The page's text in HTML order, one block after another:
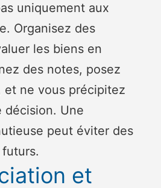
uniquement aux
Organisez des
les biens en
des notes, posez
et ne vous précipitez
décision. Une
peut éviter des
et